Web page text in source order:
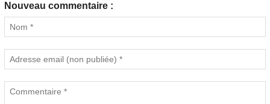
Nouveau commentaire :